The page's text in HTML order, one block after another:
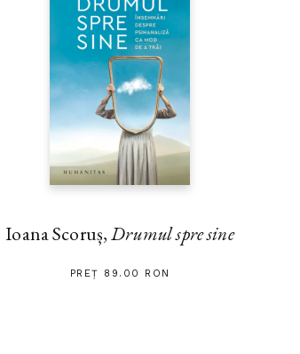
Ioana Scoruș,Drumul spre sine
PREȚ 89.00 RON